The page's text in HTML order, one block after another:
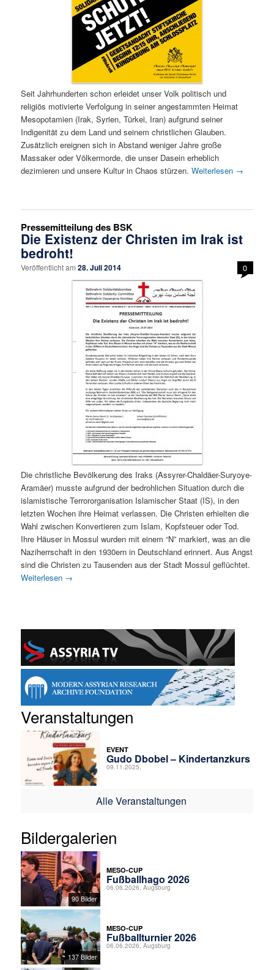
Seit Jahrhunderten schon erleidet unser Volk politisch und
religiös motivierte Verfolgung in seiner angestammten Heimat
Mesopotamien (Irak, Syrien, Türkei, Iran) aufgrund seiner
Indigenität zu dem Land und seinem christlichen Glauben.
Zusätzlich ereignen sich in Abstand weniger Jahre große
Massaker oder Völkermorde, die unser Dasein erheblich
dezimieren und unsere Kultur in Chaos stürzen.Weiterlesen →
Pressemitteilung des BSK
Die Existenz der Christen im Irak ist
bedroht!
Veröffentlicht am28. Juli 2014 0
Die christliche Bevölkerung des Iraks (Assyrer-Chaldäer-Suryoye-
Aramäer) musste aufgrund der bedrohlichen Situation durch die
islamistische Terrororganisation Islamischer Staat (IS), in den
letzten Wochen ihre Heimat verlassen. Die Christen erhielten die
Wahl zwischen Konvertieren zum Islam, Kopfsteuer oder Tod.
Ihre Häuser in Mossul wurden mit einem “N” markiert, was an die
Naziherrschaft in den 1930ern in Deutschland erinnert. Aus Angst
sind die Christen zu Tausenden aus der Stadt Mossul geflüchtet.
Weiterlesen →
Veranstaltungen
EVENT
Gudo Dbobel – Kindertanzkurs
09.11.2025,
Alle Veranstaltungen
Bildergalerien
90 Bilder
MESO-CUP
Fußballhago 2026
06.06.2026, Augsburg
137 Bilder
MESO-CUP
Fußballturnier 2026
06.06.2026, Augsburg